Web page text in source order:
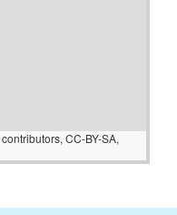
contributors, CC-BY-SA,